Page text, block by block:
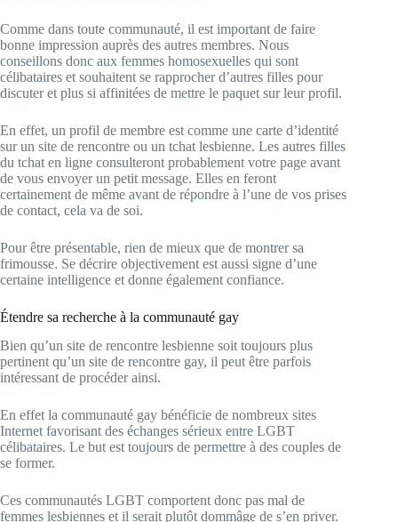
Comme dans toute communauté, il est important de faire
bonne impression auprès des autres membres. Nous
conseillons donc aux femmes homosexuelles qui sont
célibataires et souhaitent se rapprocher d’autres filles pour
discuter et plus si affinitées de mettre le paquet sur leur profil.
En effet, un profil de membre est comme une carte d’identité
sur un site de rencontre ou un tchat lesbienne. Les autres filles
du tchat en ligne consulteront probablement votre page avant
de vous envoyer un petit message. Elles en feront
certainement de même avant de répondre à l’une de vos prises
de contact, cela va de soi.
Pour être présentable, rien de mieux que de montrer sa
frimousse. Se décrire objectivement est aussi signe d’une
certaine intelligence et donne également confiance.
Étendre sa recherche à la communauté gay
Bien qu’un site de rencontre lesbienne soit toujours plus
pertinent qu’un site de rencontre gay, il peut être parfois
intéressant de procéder ainsi.
En effet la communauté gay bénéficie de nombreux sites
Internet favorisant des échanges sérieux entre LGBT
célibataires. Le but est toujours de permettre à des couples de
se former.
Ces communautés LGBT comportent donc pas mal de
femmes lesbiennes et il serait plutôt dommâge de s’en priver.